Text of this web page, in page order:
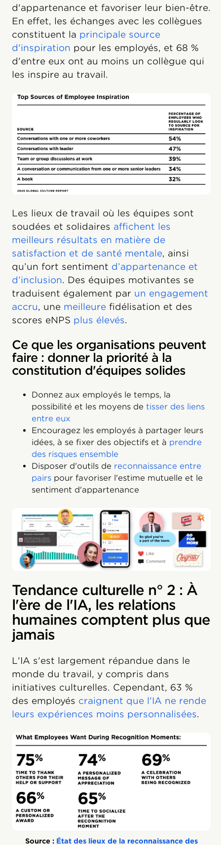
d'appartenance et favoriser leur bien-être.
En effet, les échanges avec les collègues
constituent la principale source
d'inspiration pour les employés, et 68 %
d'entre eux ont au moins un collègue qui
les inspire au travail.
Les lieux de travail où les équipes sont
soudées et solidaires affichent les
meilleurs résultats en matière de
satisfaction et de santé mentale, ainsi
qu’un fort sentiment d’appartenance et
d’inclusion. Des équipes motivantes se
traduisent également par un engagement
accru, une meilleure fidélisation et des
scores eNPS plus élevés.
Ce que les organisations peuvent
faire : donner la priorité à la
constitution d'équipes solides
Donnez aux employés le temps, la
possibilité et les moyens de tisser des liens
entre eux
Encouragez les employés à partager leurs
idées, à se fixer des objectifs et à prendre
des risques ensemble
Disposer d'outils de reconnaissance entre
pairs pour favoriser l'estime mutuelle et le
sentiment d'appartenance
Tendance culturelle n° 2 : À
l'ère de l'IA, les relations
humaines comptent plus que
jamais
L'IA s'est largement répandue dans le
monde du travail, y compris dans
initiatives culturelles. Cependant, 63 %
des employés craignent que l'IA ne rende
leurs expériences moins personnalisées.
Source : État des lieux de la reconnaissance des